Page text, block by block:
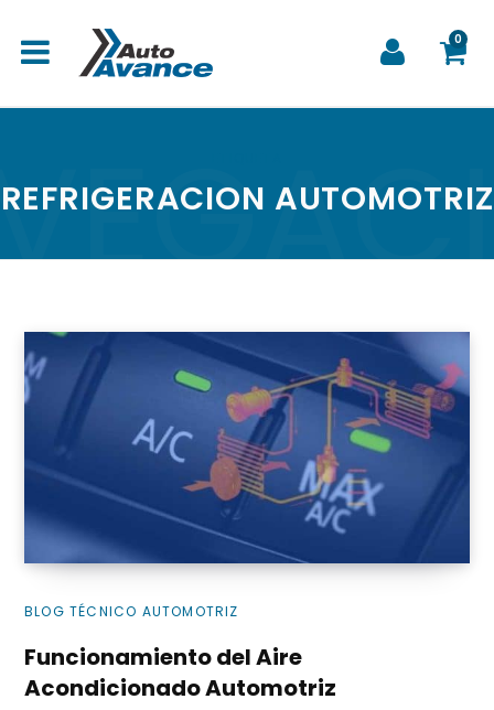
0
a
r
REFRIGERACION AUTOMOTRIZ
BLOG TÉCNICO AUTOMOTRIZ
Funcionamiento del Aire
Acondicionado Automotriz